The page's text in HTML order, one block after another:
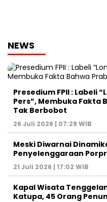
NEWS
Presedium FPII : Labeli
Pers”, Membuka Fakta
Tak Berbobot
26 Juli 2026 | 07:29 WIB
Meski Diwarnai
Penyelenggaraan
21 Juli 2026 | 17:02 WIB
Kapal Wisata
Katupa, 45 Orang